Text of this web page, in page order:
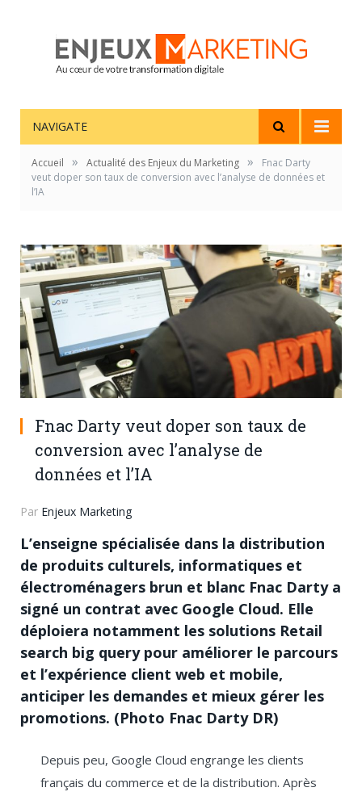
NAVIGATE
Accueil » Actualité des Enjeux du Marketing »
Fnac Darty
veut doper son taux de conversion avec l’analyse de données et
l’IA
Fnac Darty veut doper son taux de
conversion avec l’analyse de
données et l’IA
Par Enjeux Marketing
L’enseigne spécialisée dans la distribution
de produits culturels, informatiques et
électroménagers brun et blanc Fnac Darty a
signé un contrat avec Google Cloud. Elle
déploiera notamment les solutions Retail
search big query pour améliorer le parcours
et l’expérience client web et mobile,
anticiper les demandes et mieux gérer les
promotions. (Photo Fnac Darty DR)
Depuis peu, Google Cloud engrange les clients
français du commerce et de la distribution. Après